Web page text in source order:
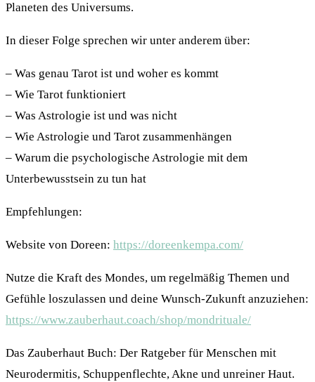
Planeten des Universums.
In dieser Folge sprechen wir unter anderem über:
– Was genau Tarot ist und woher es kommt
– Wie Tarot funktioniert
– Was Astrologie ist und was nicht
– Wie Astrologie und Tarot zusammenhängen
– Warum die psychologische Astrologie mit dem
Unterbewusstsein zu tun hat
Empfehlungen:
Website von Doreen: https://doreenkempa.com/
Nutze die Kraft des Mondes, um regelmäßig Themen und
Gefühle loszulassen und deine Wunsch-Zukunft anzuziehen:
https://www.zauberhaut.coach/shop/mondrituale/
Das Zauberhaut Buch: Der Ratgeber für Menschen mit
Neurodermitis, Schuppenflechte, Akne und unreiner Haut.